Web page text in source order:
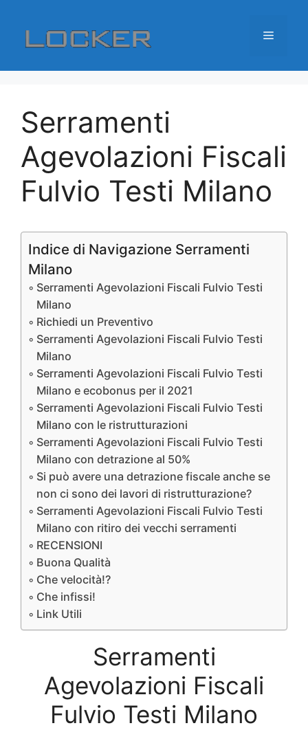
contenuto
Menu
Serramenti
Agevolazioni Fiscali
Fulvio Testi Milano
Indice di Navigazione Serramenti
Milano
Serramenti Agevolazioni Fiscali Fulvio Testi
Milano
Richiedi un Preventivo
Serramenti Agevolazioni Fiscali Fulvio Testi
Milano
Serramenti Agevolazioni Fiscali Fulvio Testi
Milano e ecobonus per il 2021
Serramenti Agevolazioni Fiscali Fulvio Testi
Milano con le ristrutturazioni
Serramenti Agevolazioni Fiscali Fulvio Testi
Milano con detrazione al 50%
Si può avere una detrazione fiscale anche se
non ci sono dei lavori di ristrutturazione?
Serramenti Agevolazioni Fiscali Fulvio Testi
Milano con ritiro dei vecchi serramenti
RECENSIONI
Buona Qualità
Che velocità!?
Che infissi!
Link Utili
Serramenti
Agevolazioni Fiscali
Fulvio Testi Milano